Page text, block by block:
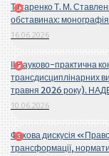
Титаренко Т. М.
обставинах: монографія
16.06.2026
ІІ Науково-практична
трансдисциплінарних
травня 2026 року).
10.06.2026
Фахова дискусія
трансформації,